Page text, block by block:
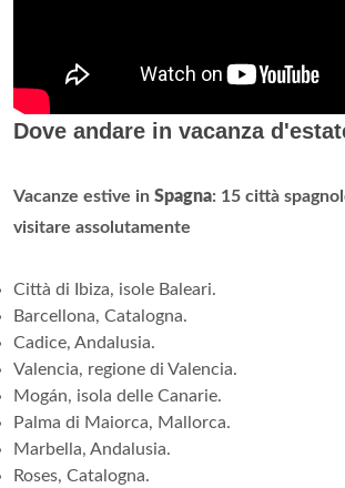
Dove andare in vacanza
Vacanze estive in Spagna: 15 città
visitare assolutamente
Città di Ibiza, isole Baleari.
Barcellona, Catalogna.
Cadice, Andalusia.
Valencia, regione di Valencia.
Mogán, isola delle Canarie.
Palma di Maiorca, Mallorca.
Marbella, Andalusia.
Roses, Catalogna.